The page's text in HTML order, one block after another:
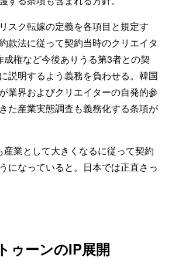
スク転嫁の定義を各項目と規定す
款法に従って契約当時のクリエイタ
成権など今後ありうる第3者との契
説明するよう義務を負わせる。韓国
業界およびクリエイターの自発的参
た産業実態調査も義務化する条項が
業として大きくなるに従って契約
になっていると。日本では正直さっ
ゥーンのIP展開